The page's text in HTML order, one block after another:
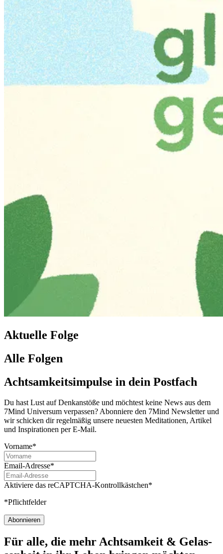
Aktuelle Folge
Alle Folgen
Achtsamkeitsimpulse in dein Postfach
Du hast Lust auf Denkanstöße und möchtest keine News aus dem
7Mind Universum verpassen? Abon­niere den 7Mind News­let­ter und
wir schicken dir regelmäßig unsere neuesten Meditationen, Artikel
und Inspirationen per E-Mail.
Vorname*
Email-Adresse*
Aktiviere das reCAPTCHA-Kontrollkästchen*
*Pflichtfelder
Abonnieren
Für alle, die mehr Acht­sam­keit & Gelas­